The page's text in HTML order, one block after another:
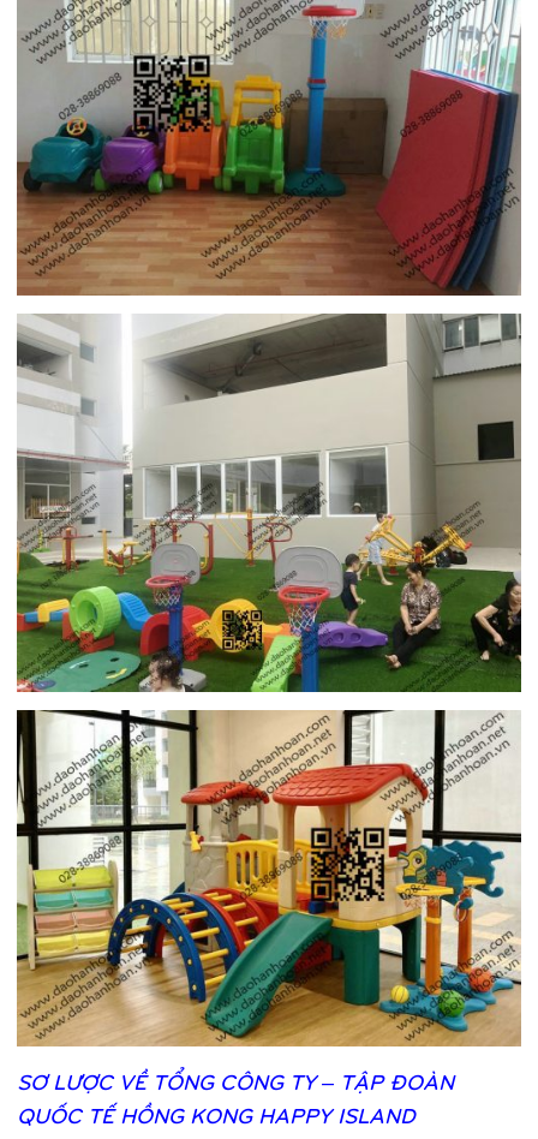
SƠLƯỢC VỀTỔNG CÔNG TY – TẬP ĐOÀN
QUỐC TẾHỒNG KONG HAPPY ISLAND